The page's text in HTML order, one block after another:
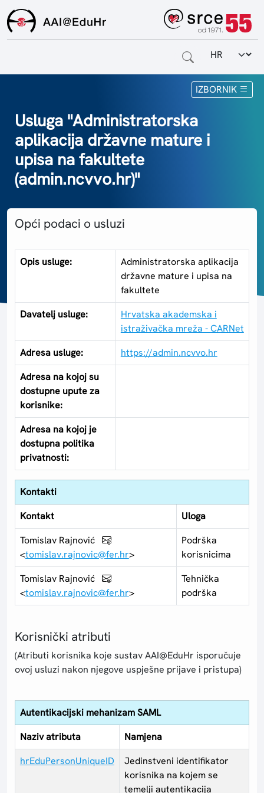
Odabir
IZBORNIK
Za krajnje korisnike
Za davatelje usluga
Za matične ustanove
Kontakt
Usluga "Administratorska
aplikacija državne mature i
upisa na fakultete
(admin.ncvvo.hr)"
Opći podaci o usluzi
Opis usluge:
Administratorska aplikacija
državne mature i upisa na
fakultete
Davatelj usluge:
Hrvatska akademska i
istraživačka mreža - CARNet
Adresa usluge:
https://admin.ncvvo.hr
Adresa na kojoj su
dostupne upute za
korisnike:
Adresa na kojoj je
dostupna politika
privatnosti:
Kontakti
Kontakt
Uloga
Tomislav Rajnović
<tomislav.rajnovic@fer.hr>
Podrška
korisnicima
Tomislav Rajnović
<tomislav.rajnovic@fer.hr>
Tehnička
podrška
Korisnički atributi
(Atributi korisnika koje sustav AAI@EduHr isporučuje
ovoj usluzi nakon njegove uspješne prijave i pristupa)
Autentikacijski mehanizam SAML
Naziv atributa
Namjena
hrEduPersonUniqueID
Jedinstveni identifikator
korisnika na kojem se
temelji autentikacija